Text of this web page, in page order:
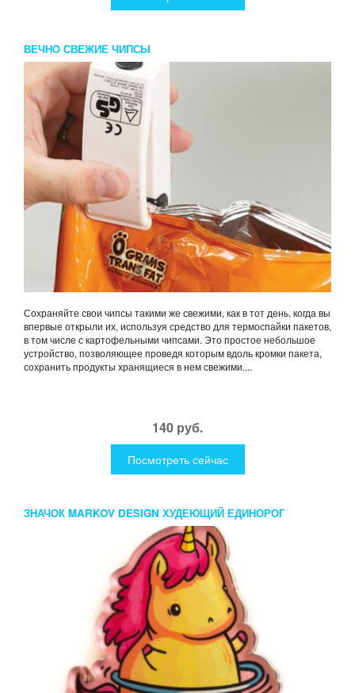
ВЕЧНО СВЕЖИЕ ЧИПСЫ
Сохраняйте свои чипсы такими же свежими, как в тот день, когда вы
впервые открыли их, используя средство для термоспайки пакетов,
в том числе с картофельными чипсами. Это простое небольшое
устройство, позволяющее проведя которым вдоль кромки пакета,
сохранить продукты хранящиеся в нем свежими....
140 руб.
Посмотреть сейчас
ЗНАЧОК MARKOV DESIGN ХУДЕЮЩИЙ ЕДИНОРОГ